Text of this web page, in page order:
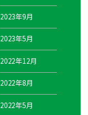
2023年9月
2023年5月
2022年12月
2022年8月
2022年5月